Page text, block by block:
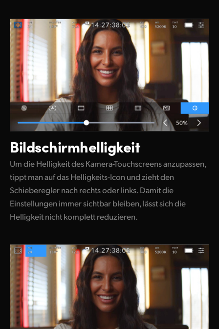
Bildschirmhelligkeit
Um die Helligkeit des Kamera-Touchscreens anzupassen,
tippt man auf das Helligkeits-Icon und zieht den
Schieberegler nach rechts oder links. Damit die
Einstellungen immer sichtbar bleiben, lässt sich die
Helligkeit nicht komplett reduzieren.